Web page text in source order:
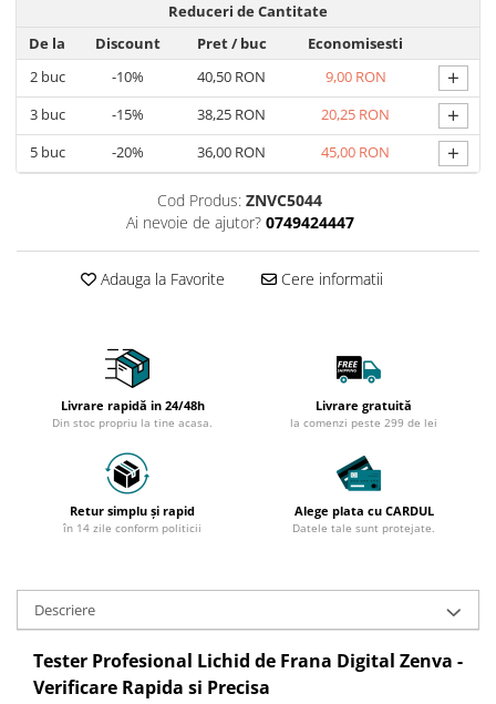
Reduceri de Cantitate
De la
Discount Pret/ buc
Economisesti
2buc -10% 40,50 RON 9,00 RON +
3buc -15% 38,25 RON 20,25 RON +
5buc -20% 36,00 RON 45,00 RON +
Cod Produs: ZNVC5044
Ai nevoie de ajutor? 0749424447
Adauga la Favorite Cere informatii
Livrare rapidă in 24/48h
Din stoc propriu la tine acasa.
Livrare gratuită
la comenzi peste 299 de lei
Retur simplu și rapid
în 14 zile conform politicii
Alege plata cu CARDUL
Datele tale sunt protejate.
Descriere
Tester Profesional Lichid de Frana Digital Zenva -
Verificare Rapida si Precisa